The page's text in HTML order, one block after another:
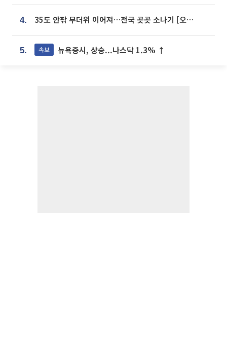
4. 35도 안팎 무더위 이어져…전국 곳곳 소나기 [오늘 날씨]
5. 속보 뉴욕증시, 상승...나스닥 1.3% ↑